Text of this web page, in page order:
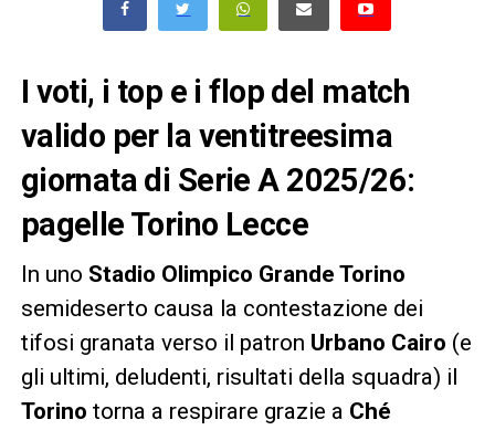
I voti, i top e i flop del match
valido per la ventitreesima
giornata di Serie A 2025/26:
pagelle Torino Lecce
In uno Stadio Olimpico Grande Torino
semideserto causa la contestazione dei
tifosi granata verso il patron Urbano Cairo (e
gli ultimi, deludenti, risultati della squadra) il
Torino torna a respirare grazie a Ché